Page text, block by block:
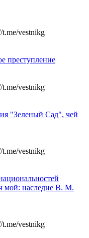
vestnikg
преступление
vestnikg
"Зеленый Сад", чей
vestnikg
мой: наследие В. М.
vestnikg